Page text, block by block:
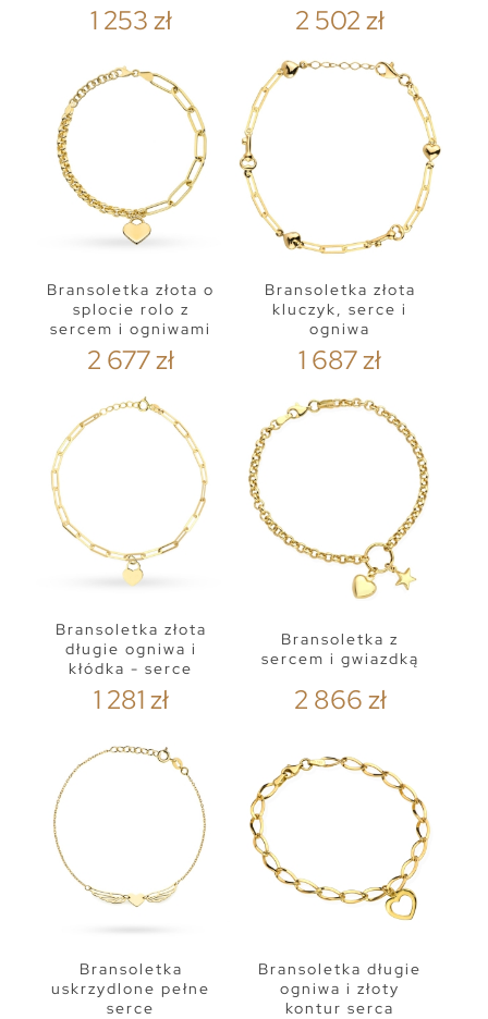
1 253 zł 2 502 zł
Bransoletka złota o
splocie rolo z
sercem i ogniwami
2 677 zł
Bransoletka złota
kluczyk, serce i
ogniwa
1 687 zł
Bransoletka złota
długie ogniwa i
kłódka - serce
1 281 zł
Bransoletka z
sercem i gwiazdką
2 866 zł
Bransoletka
uskrzydlone pełne
serce
Bransoletka długie
ogniwa i złoty
kontur serca